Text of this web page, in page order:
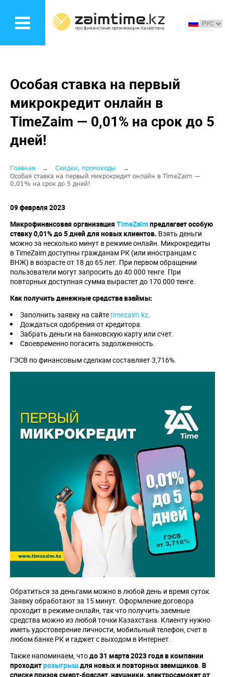
основному
Особая ставка на первый
микрокредит онлайн в
TimeZaim — 0,01% на срок до 5
дней!
Строка
навигации
Главная
Скидки, промокоды
Особая ставка на первый микрокредит онлайн в TimeZaim —
0,01% на срок до 5 дней!
09 февраля 2023
Микрофинансовая организация TimeZaimпредлагает особую
ставку 0,01% до 5 дней для новых клиентов. Взять деньги
можно за несколько минут в режиме онлайн. Микрокредиты
в TimeZaim доступны гражданам РК (или иностранцам с
ВНЖ) в возрасте от 18 до 65 лет. При первом обращении
пользователи могут запросить до 40 000 тенге. При
повторных доступная сумма вырастет до 170 000 тенге.
Как получить денежные средства взаймы:
Заполнить заявку на сайтеtimezaim.kz.
Дождаться одобрения от кредитора.
Забрать деньги на банковскую карту или счет.
Своевременно погасить задолженность.
ГЭСВ по финансовым сделкам составляет 3,716%.
Обратиться за деньгами можно в любой день и время суток.
Заявку обработают за 15 минут. Оформление договора
проходит в режиме онлайн, так что получить заемные
средства можно из любой точки Казахстана. Клиенту нужно
иметь удостоверение личности, мобильный телефон, счет в
любом банке РК и гаджет с выходом в Интернет.
Также напоминаем, чтодо 31 марта 2023 года в компании
проходитрозыгрышдля новых и повторных заемщиков. В
списке призов смарт-браслет, наушники, электросамокат от